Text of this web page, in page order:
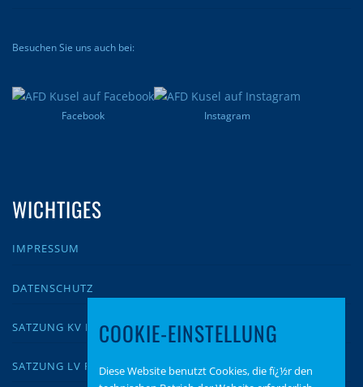
Besuchen Sie uns auch bei:
Facebook Instagram
WICHTIGES
IMPRESSUM
DATENSCHUTZ
SATZUNG KV KUSEL
SATZUNG LV RLP
COOKIE-EINSTELLUNG
Diese Website benutzt Cookies, die fï¿½r den